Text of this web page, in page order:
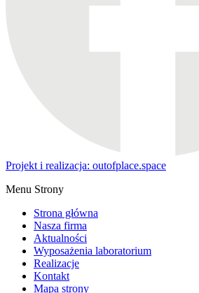
Projekt i realizacja: outofplace.space
Menu Strony
Strona główna
Nasza firma
Aktualności
Wyposażenia laboratorium
Realizacje
Kontakt
Mapa strony